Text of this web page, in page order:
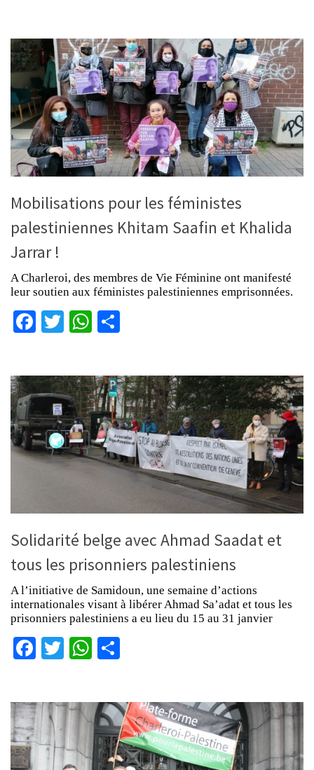
Mobilisations pour les féministes
palestiniennes Khitam Saafin et Khalida
Jarrar !
A Charleroi, des membres de Vie Féminine ont manifesté
leur soutien aux féministes palestiniennes emprisonnées.
Facebook
TwitterWhatsApp
Solidarité belge avec Ahmad Saadat et
tous les prisonniers palestiniens
A l’initiative de Samidoun, une semaine d’actions
internationales visant à libérer Ahmad Sa’adat et tous les
prisonniers palestiniens a eu lieu du 15 au 31 janvier
Facebook
TwitterWhatsApp